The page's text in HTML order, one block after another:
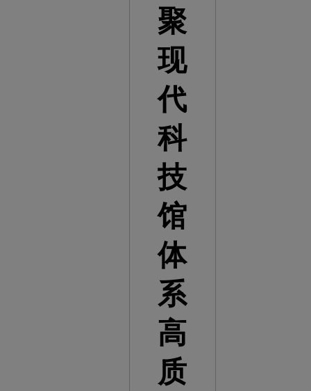
聚
现
代
科
技
馆
体
系
高
质